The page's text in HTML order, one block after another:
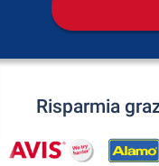
Risparmia